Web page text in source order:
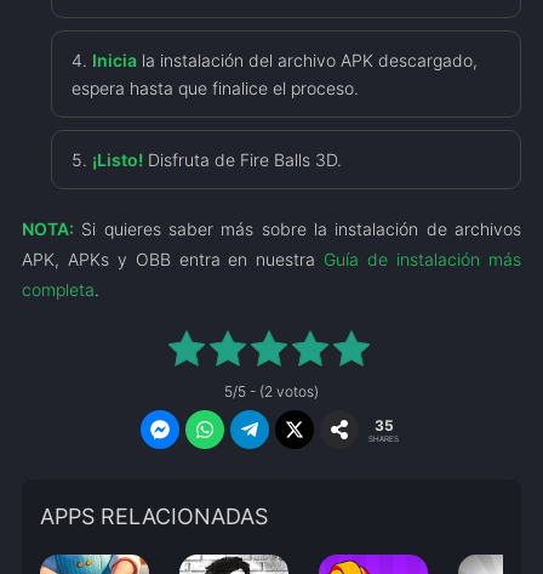
Iniciala instalación del archivo APK descargado,
espera hasta que finalice el proceso.
¡Listo! Disfruta de Fire Balls 3D.
NOTA: Si quieres saber más sobre la instalación de archivos
APK, APKs y OBB entra en nuestra Guía de instalación más
completa.
5/5 - (2 votos)
35
SHARES
APPS RELACIONADAS